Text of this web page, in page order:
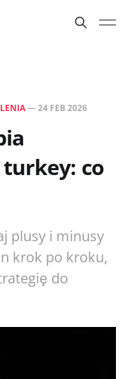
—24 FEB 2026
turkey: co
plusy i minusy
krok po kroku,
do